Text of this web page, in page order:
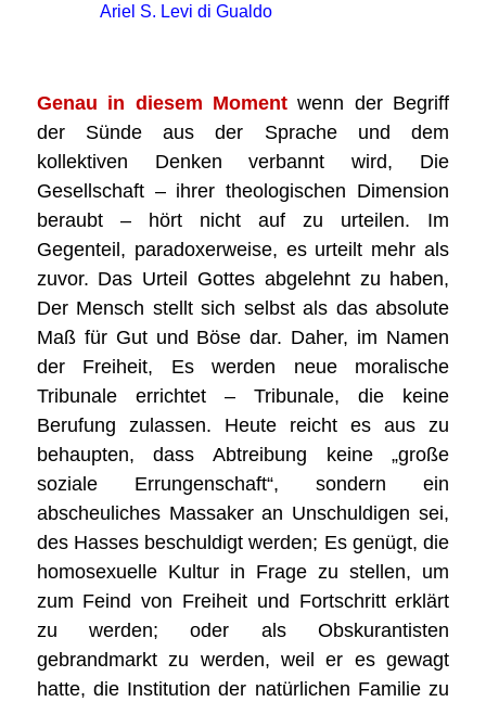
Ariel S. Levi di Gualdo
Genau in diesem Moment wenn der Begriff
der Sünde aus der Sprache und dem
kollektiven Denken verbannt wird, Die
Gesellschaft – ihrer theologischen Dimension
beraubt – hört nicht auf zu urteilen. Im
Gegenteil, paradoxerweise, es urteilt mehr als
zuvor. Das Urteil Gottes abgelehnt zu haben,
Der Mensch stellt sich selbst als das absolute
Maß für Gut und Böse dar. Daher, im Namen
der Freiheit, Es werden neue moralische
Tribunale errichtet – Tribunale, die keine
Berufung zulassen. Heute reicht es aus zu
behaupten, dass Abtreibung keine „große
soziale Errungenschaft“, sondern ein
abscheuliches Massaker an Unschuldigen sei,
des Hasses beschuldigt werden; Es genügt, die
homosexuelle Kultur in Frage zu stellen, um
zum Feind von Freiheit und Fortschritt erklärt
zu werden; oder als Obskurantisten
gebrandmarkt zu werden, weil er es gewagt
hatte, die Institution der natürlichen Familie zu